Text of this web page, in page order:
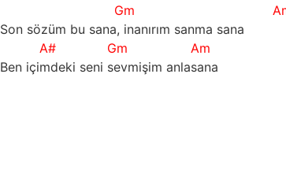
Gm
Son sözüm bu sana, inanırım sanma sana
A#
Gm
Am
Ben içimdeki seni sevmişim anlasana